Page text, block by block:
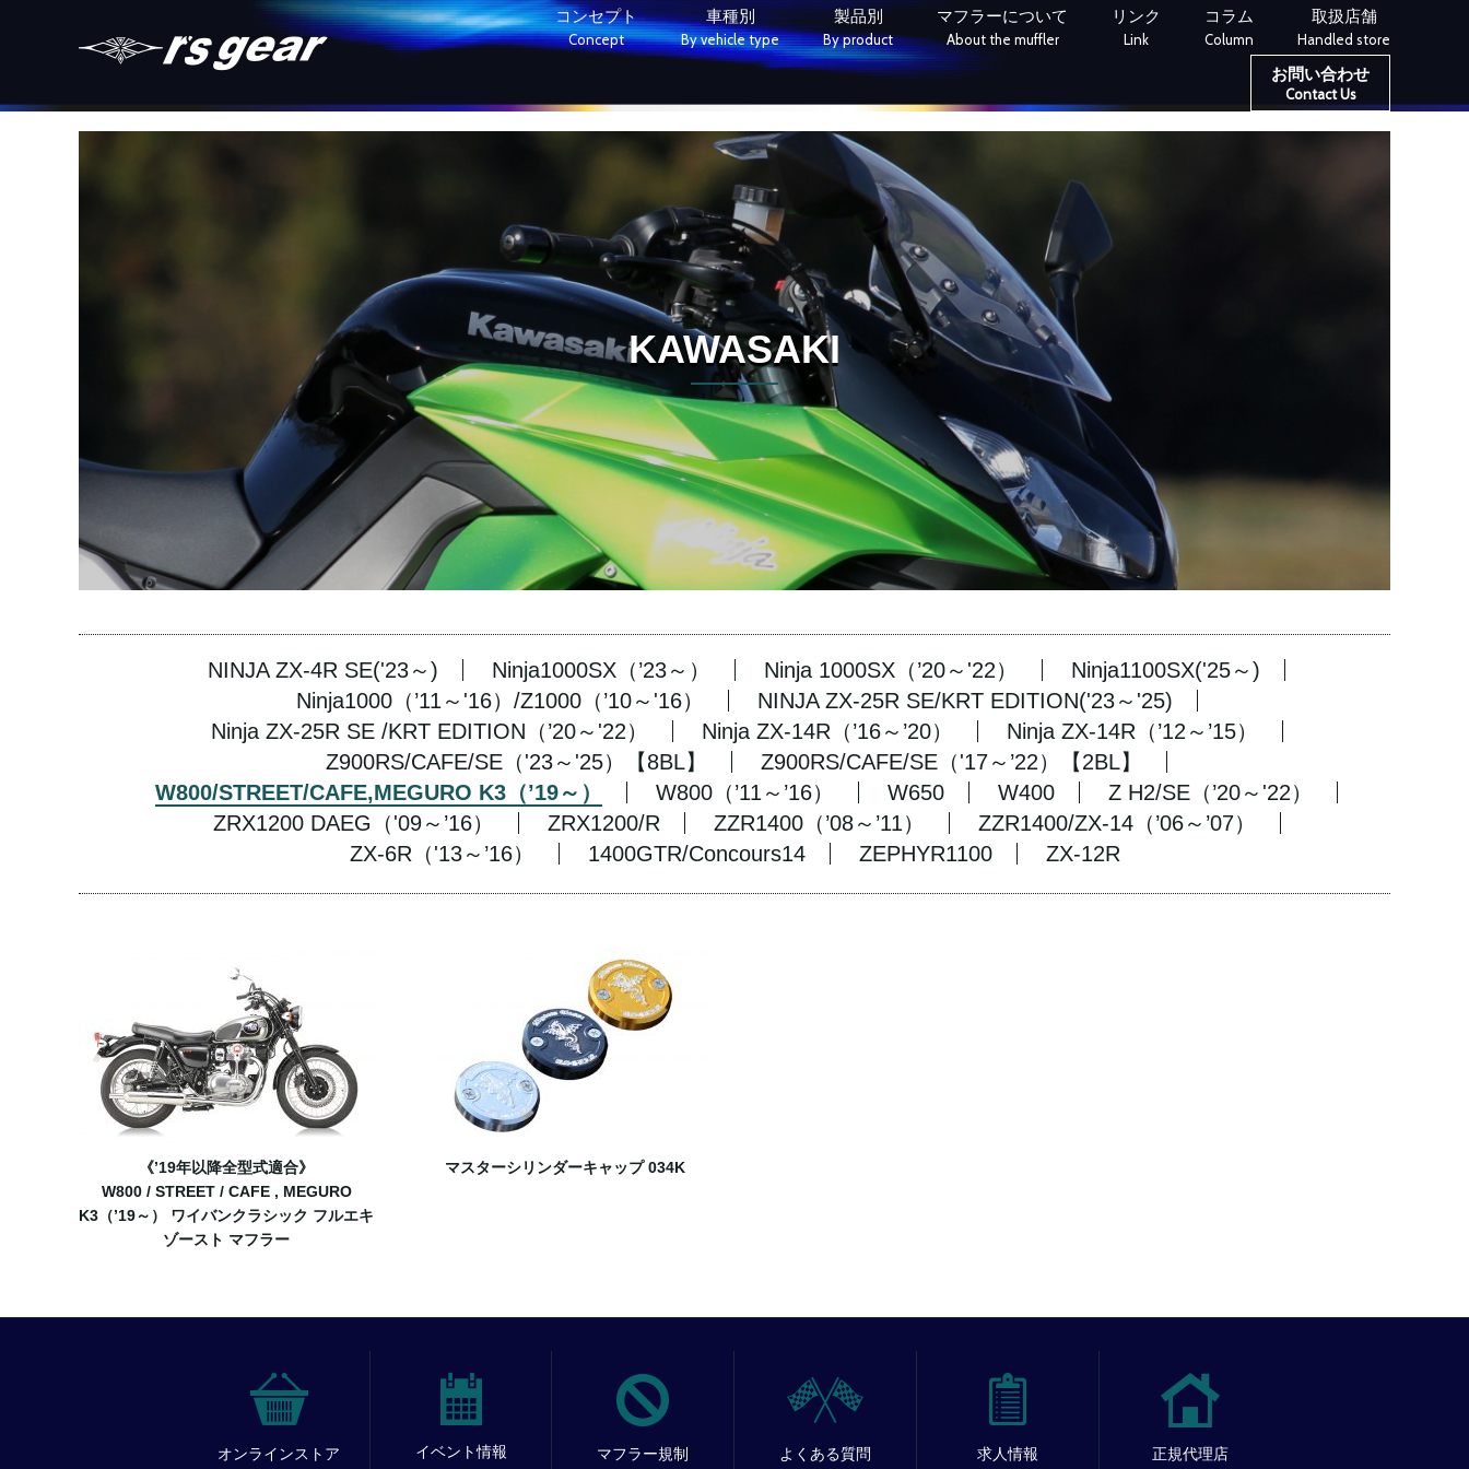
コンセプト
Concept
車種別
By vehicle type
製品別
By product
マフラーについて
About the muffler
リンク
Link
コラム
Column
取扱店舗
Handled store
お問い合わせ
Contact Us
KAWASAKI
NINJA ZX-4R SE('23～) Ninja1000SX（’23～） Ninja 1000SX（’20～'22）
Ninja1100SX('25～)
Ninja1000（’11～'16）/Z1000（’10～'16）
NINJA ZX-25R SE/KRT EDITION('23～'25)
Ninja ZX-25R SE /KRT EDITION（’20～'22）
Ninja ZX-14R（’16～’20）
Ninja ZX-14R（’12～’15）
Z900RS/CAFE/SE（'23～'25）【8BL】
Z900RS/CAFE/SE（'17～’22）【2BL】
W800/STREET/CAFE,MEGURO K3（’19～）
W800（’11～’16） W650 W400
Z H2/SE（’20～'22）
ZRX1200 DAEG（'09～’16）
ZRX1200/R ZZR1400（’08～’11）
ZZR1400/ZX-14（’06～’07）
ZX-6R（'13～’16）
1400GTR/Concours14 ZEPHYR1100 ZX-12R
《’19年以降全型式適合》
W800 / STREET / CAFE , MEGURO
K3（’19～） ワイバンクラシック フルエキ
ゾースト マフラー
マスターシリンダーキャップ 034K
オンラインストア イベント情報 マフラー規制 よくある質問 求人情報 正規代理店